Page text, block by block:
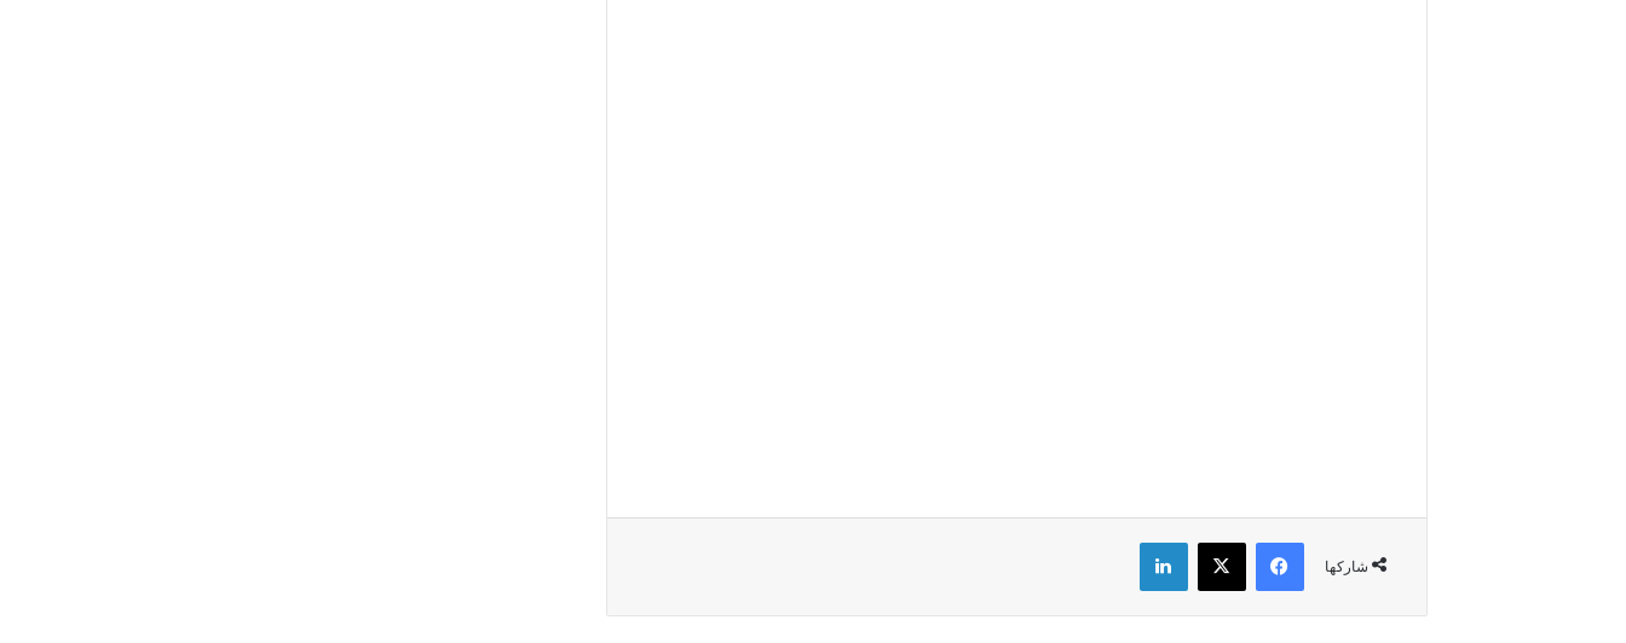
شاركها
فيسبوك X لينكدإن